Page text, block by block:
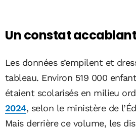
Un constat accablant
Les données s’empilent et
tableau. Environ 519 000
étaient scolarisés en milieu
2024, selon le ministère de
Mais derrière ce volume, les